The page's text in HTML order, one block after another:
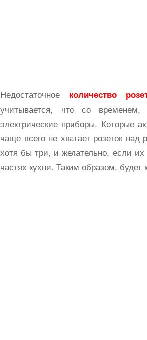
Недостаточное количество
учитывается, что со
электрические приборы. Которые
чаще всего не хватает розеток
хотя бы три, и желательно, если
частях кухни. Таким образом,